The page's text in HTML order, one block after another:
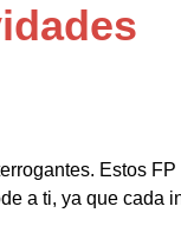
Estos
a ti, ya que cada